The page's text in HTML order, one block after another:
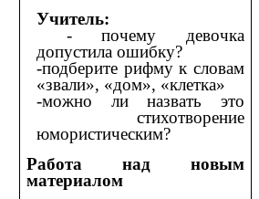
Учитель:
- почему девочка
допустила ошибку?
-подберите рифму к словам
«звали», «дом», «клетка»
-можно ли назвать это
стихотворение
юмористическим?
Работа над новым
материалом